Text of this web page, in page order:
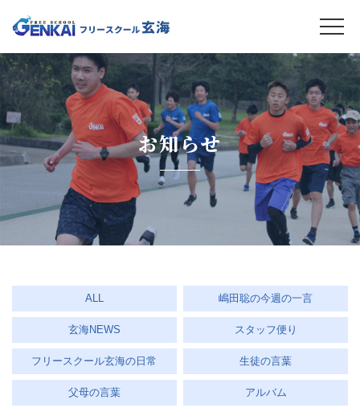
お知らせ
ALL 嶋田聡の今週の一言
玄海NEWS スタッフ便り
フリースクール玄海の日常 生徒の言葉
父母の言葉 アルバム